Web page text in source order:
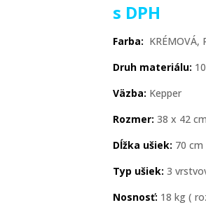
s DPH
Farba: KRÉMOVÁ,
Druh materiálu:
Väzba: Kepper
Rozmer: 38 x 42 cm
Dĺžka ušiek: 70 cm
Typ ušiek: 3
Nosnosť: 18 kg (